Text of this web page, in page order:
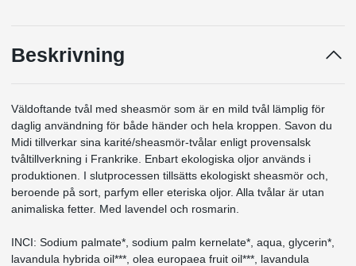
Beskrivning
Väldoftande tvål med sheasmör som är en mild tvål lämplig för
daglig användning för både händer och hela kroppen. Savon du
Midi tillverkar sina karité/sheasmör-tvålar enligt provensalsk
tvåltillverkning i Frankrike. Enbart ekologiska oljor används i
produktionen. I slutprocessen tillsätts ekologiskt sheasmör och,
beroende på sort, parfym eller eteriska oljor. Alla tvålar är utan
animaliska fetter. Med lavendel och rosmarin.
INCI: Sodium palmate*, sodium palm kernelate*, aqua, glycerin*,
lavandula hybrida oil***, olea europaea fruit oil***, lavandula